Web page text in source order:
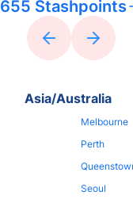
655 Stashpoints
Asia/Australia
Melbourne
Perth
Seoul